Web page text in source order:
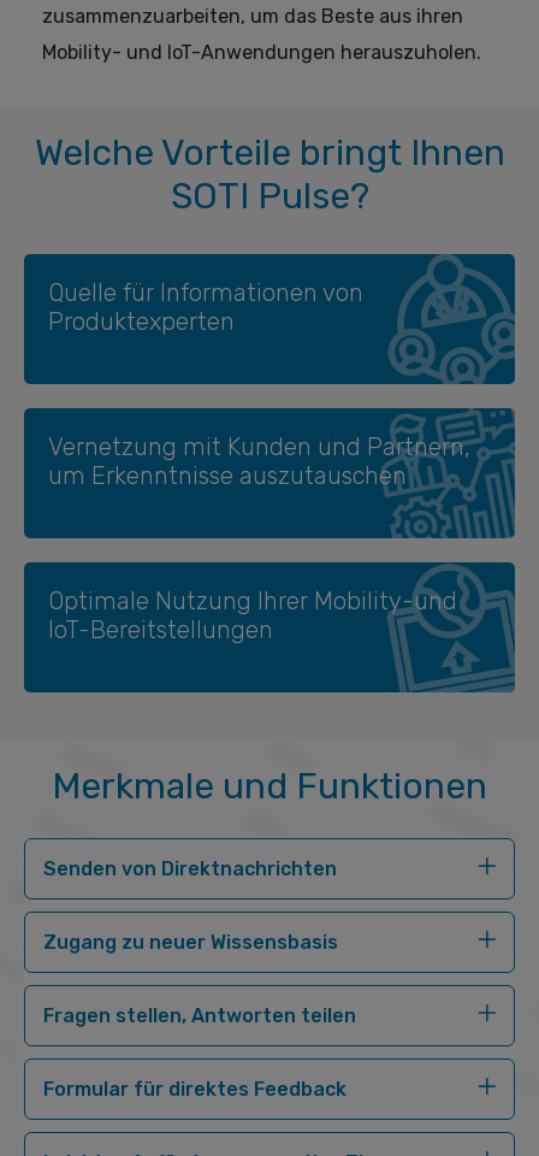
zusammenzuarbeiten, um das Beste aus ihren
Mobility- und IoT-Anwendungen herauszuholen.
Welche Vorteile bringt Ihnen
SOTI Pulse?
Quelle für Informationen von
Produktexperten
Vernetzung mit Kunden und Partnern,
um Erkenntnisse auszutauschen
Optimale Nutzung Ihrer Mobility-und
IoT-Bereitstellungen
Merkmale und Funktionen
Senden von Direktnachrichten
Zugang zu neuer Wissensbasis
Fragen stellen, Antworten teilen
Formular für direktes Feedback